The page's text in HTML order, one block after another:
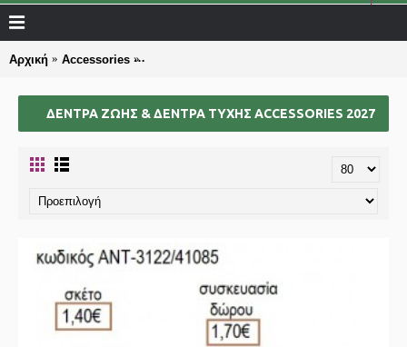
Αρχική Accessories ΔΕΝΤΡΑ ΖΩΗΣ & ΔΕΝΤΡΑ ΤΥΧΗΣ accessories
ΔΕΝΤΡΑ ΖΩΗΣ & ΔΕΝΤΡΑ ΤΥΧΗΣ ACCESSORIES 2027